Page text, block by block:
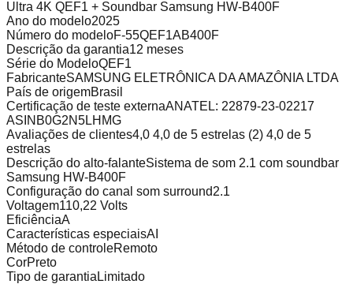
Ultra 4K QEF1 + Soundbar Samsung HW-B400F
Ano do modelo2025
Número do modeloF-55QEF1AB400F
Descrição da garantia12 meses
Série do ModeloQEF1
FabricanteSAMSUNG ELETRÔNICA DA AMAZÔNIA LTDA
País de origemBrasil
Certificação de teste externaANATEL: 22879-23-02217
ASIN B0G2N5LHMG
Avaliações de clientes4,0 4,0 de 5 estrelas (2) 4,0 de 5
estrelas
Descrição do alto-falanteSistema de som 2.1 com soundbar
Samsung HW-B400F
Configuração do canal som surround2.1
Voltagem110,22 Volts
EficiênciaA
Características especiaisAI
Método de controleRemoto
CorPreto
Tipo de garantia Limitado